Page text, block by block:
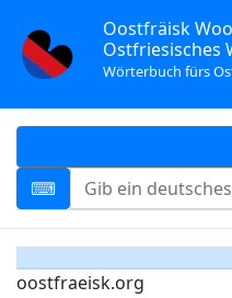
Oostfräisk
Ostfriesisches
Wörterbuch fürs
oostfraeisk.org